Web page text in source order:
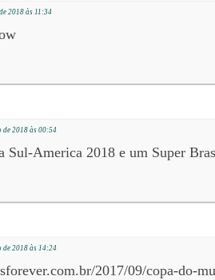
2018 às 11:34
de 2018 às 00:54
Sul-America 2018 e um Super
de 2018 às 14:24
2017/09/copa-do-